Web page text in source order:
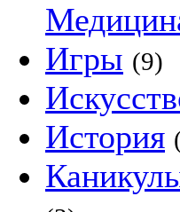
Игры (9)
История